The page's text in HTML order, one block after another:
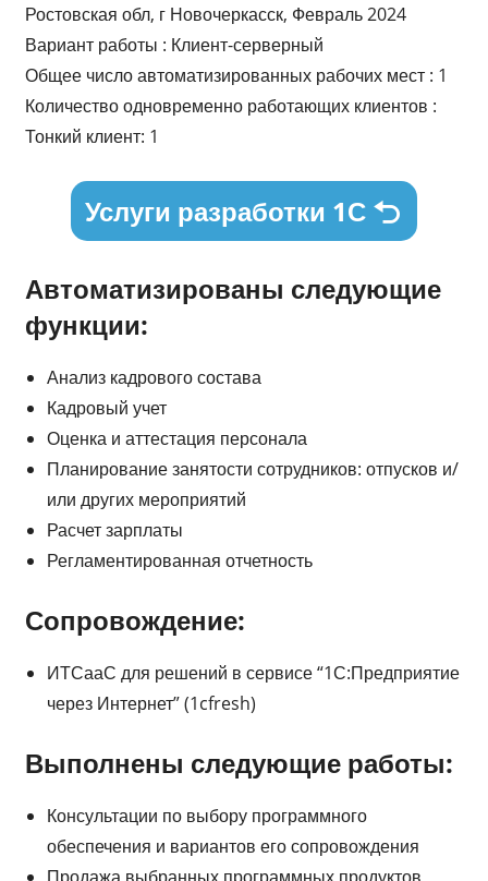
Ростовская обл, г Новочеркасск, Февраль 2024
Вариант работы : Клиент-серверный
Общее число автоматизированных рабочих мест : 1
Количество одновременно работающих клиентов :
Тонкий клиент: 1
Услуги разработки 1С
Автоматизированы следующие
функции:
Анализ кадрового состава
Кадровый учет
Оценка и аттестация персонала
Планирование занятости сотрудников: отпусков и/
или других мероприятий
Расчет зарплаты
Регламентированная отчетность
Сопровождение:
ИТСааС для решений в сервисе “1С:Предприятие
через Интернет” (1cfresh)
Выполнены следующие работы:
Консультации по выбору программного
обеспечения и вариантов его сопровождения